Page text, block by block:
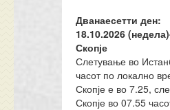
Дванаесетти ден:
18.10.2026
Скопје
Слетување во
часот по локално
Скопје е во 7.25,
Скопје во 07.55